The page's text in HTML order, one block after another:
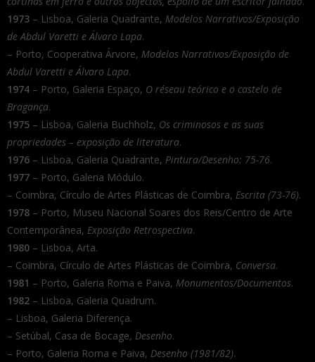
1973 – Lisboa, Galeria Quadrante, Modelos Narrativos/Exposição
de Abdul Varetti e Álvaro Lapa.
– Porto, Cooperativa Árvore, Modelos Narrativos/Exposição de
Abdul Varetti e Álvaro Lapa.
1974 – Porto, Galeria Espaço, O réseau teórico e o castelo de
Bragança.
1975 – Lisboa, Galeria Buchholz, Os criminosos e as suas
propriedades – exposição de literatura.
1976 – Lisboa, Galeria Quadrante, Pintura/Desenho: 75-76.
1977 – Porto, Galeria Módulo.
– Coimbra, Círculo de Artes Plásticas de Coimbra, Escrita (73-76).
1978 – Porto, Museu Nacional Soares dos Reis/Centro de Arte
Contemporânea, Exposição Retrospectiva.
1980 – Lisboa, Arta.
– Coimbra, Círculo de Artes Plásticas de Coimbra, Conversa.
1981 – Porto, Galeria Roma e Paiva, Monumentos/Documentos.
1982 – Lisboa, Galeria Quadrum.
– Lisboa, Galeria Diferença.
– Setúbal, Casa de Bocage, Desenho.
– Porto, Galeria Roma e Paiva, Desenho (1981/82).